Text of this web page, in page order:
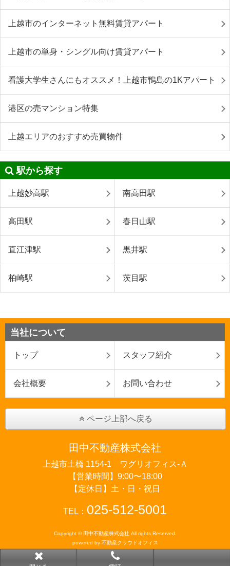
上越市のインターネット無料賃貸アパート
上越市の単身・シングル向け賃貸アパート
看護大学生さんにもオススメ！上越市鴨島の1Kアパート
港区の売マンション特集
上越エリアのおすすめ売買物件
駅から探す
上越妙高駅 南高田駅
高田駅 春日山駅
直江津駅 黒井駅
柏崎駅 茨目駅
当社について
トップ スタッフ紹介
会社概要 お問い合わせ
ページ上部へ戻る
田中不動産株式会社
上越市土橋 1154-1 ワグリオフィス‐Ａ
【営業時間】9:00〜18:00
【定休日】土・日・祝日
TEL： 025-512-5001
Copyright © 田中不動産株式会社 All rights Reserved.
powered by 不動産クラウドオフィス